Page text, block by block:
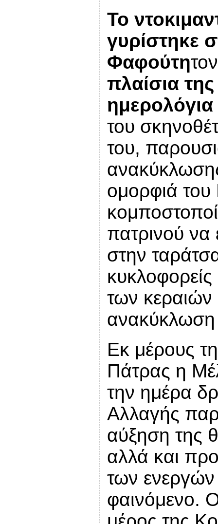
Το
γυρίστηκε
Φαφούτη
πλαίσια
του
του,
ομορφιά του
πατρινού να
στην
των κεραιών
ανακύκλωση
Εκ μέρους
Πάτρας η
την ημέρα
Αλλαγής
αύξηση της
αλλά και
των ενεργών
φαινόμενο.